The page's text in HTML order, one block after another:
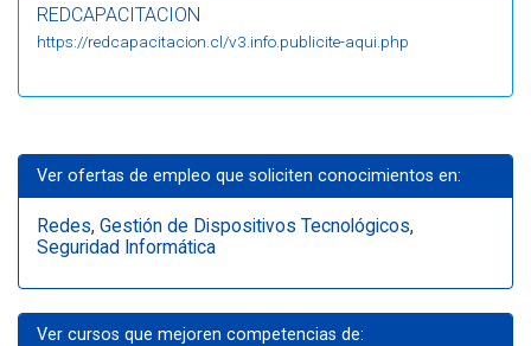
REDCAPACITACION
https://redcapacitacion.cl/v3.info.publicite-aqui.php
Ver ofertas de empleo que soliciten conocimientos en:
Redes, Gestión de Dispositivos Tecnológicos,
Seguridad Informática
Ver cursos que mejoren competencias de: